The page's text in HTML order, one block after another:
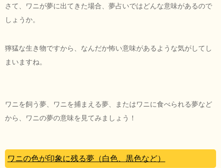
さて、ワニが夢に出てきた場合、夢占いではどんな意味があるので
しょうか。
獰猛な生き物ですから、なんだか怖い意味があるような気がしてし
まいますね。
ワニを飼う夢、ワニを捕まえる夢、またはワニに食べられる夢など
から、ワニの夢の意味を見てみましょう！
ワニの色が印象に残る夢（白色、黒色など）